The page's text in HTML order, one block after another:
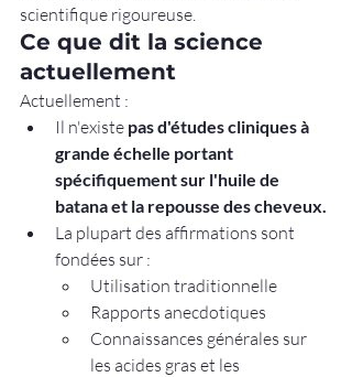
scientifique rigoureuse.
Ce que dit la science
actuellement
Actuellement :
Il n'existe pas d'études cliniques à
grande échelle portant
spécifiquement sur l'huile de
batana et la repousse des cheveux.
La plupart des affirmations sont
fondées sur :
Utilisation traditionnelle
Rapports anecdotiques
Connaissances générales sur
les acides gras et les